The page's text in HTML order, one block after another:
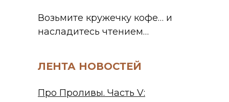
Возьмите кружечку кофе… и
насладитесь чтением…
ЛЕНТА НОВОСТЕЙ
Про Проливы. Часть V: